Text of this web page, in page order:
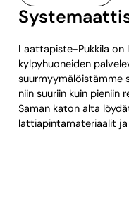
Laattapiste-Pukkila on
kylpyhuoneiden
suurmyymälöistämme
niin suuriin kuin pieniin
Saman katon alta
lattiapintamateriaalit